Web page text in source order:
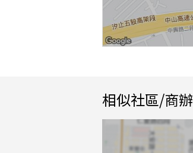
相似社區/商辦